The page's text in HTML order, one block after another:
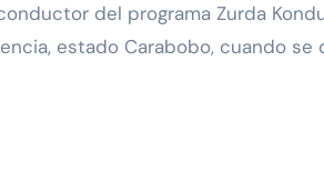
estado Carabobo, cuando